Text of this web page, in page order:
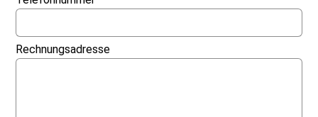
Rechnungsadresse